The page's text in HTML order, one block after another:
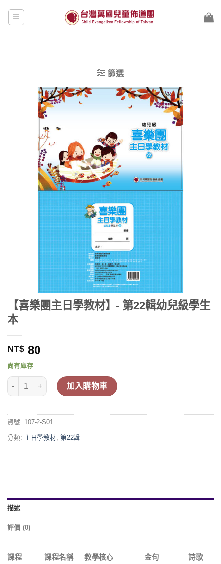
篩選
【喜樂團主日學教材】- 第22輯幼兒級學生
本
NT$ 80
尚有庫存
【喜樂團主日學教材】- 第22輯幼兒級學生本 數量
加入購物車
貨號: 107-2-S01
分類: 主日學教材 第22輯
描述
評價 (0)
課程 課程名稱 教學核心 金句 詩歌